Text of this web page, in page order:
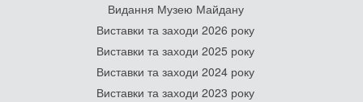
Видання Музею Майдану
Виставки та заходи 2026 року
Виставки та заходи 2025 року
Виставки та заходи 2024 року
Виставки та заходи 2023 року